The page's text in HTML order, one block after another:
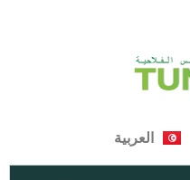
العربية